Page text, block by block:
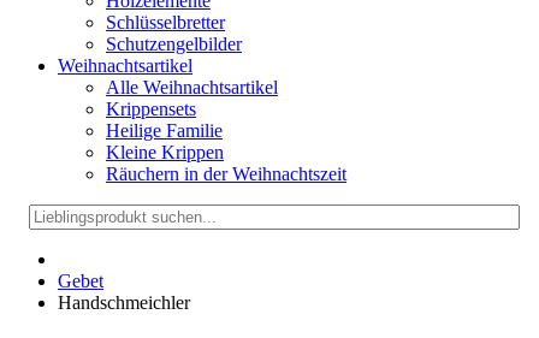
Schlüsselbretter
Schutzengelbilder
Weihnachtsartikel
Alle Weihnachtsartikel
Krippensets
Heilige Familie
Kleine Krippen
Räuchern in der Weihnachtszeit
Gebet
Handschmeichler